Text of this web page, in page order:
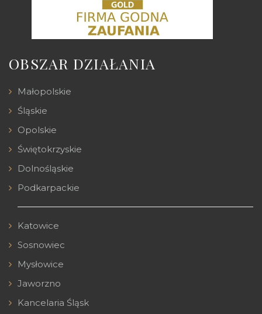
OBSZAR DZIAŁANIA
Małopolskie
Śląskie
Opolskie
Świętokrzyskie
Dolnośląskie
Podkarpackie
Katowice
Sosnowiec
Mysłowice
Jaworzno
Kancelaria Śląsk